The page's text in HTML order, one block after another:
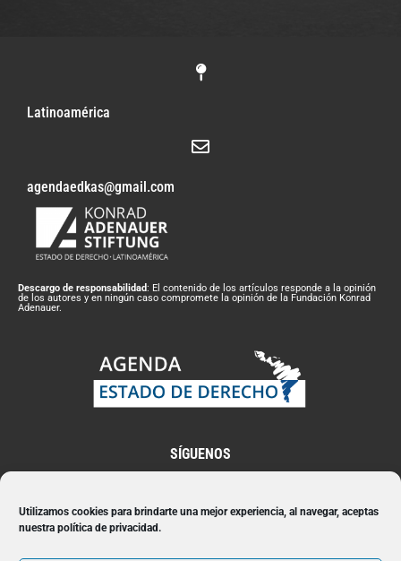
Utilizamos cookies para brindarte una mejor experiencia, al navegar, aceptas
nuestra política de privacidad.
Latinoamérica
agendaedkas@gmail.com
Descargo de responsabilidad: El contenido de los artículos responde a la opinión
de los autores y en ningún caso compromete la opinión de la Fundación Konrad
Adenauer.
SÍGUENOS